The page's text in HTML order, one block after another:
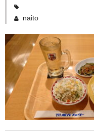
業務用箸（食洗機対応）
マイ箸・箸袋
ご利用ガイド
よくあるご質問
naito